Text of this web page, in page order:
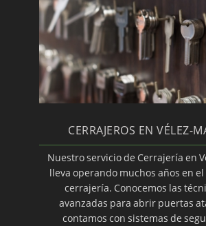
Cajas fuertes: aperturas
Montaje de persianas para
Accesorios de cerrajería Tesa
Apertura de puertas de
Cómo impedir robos en casa
Qué métodos emplean los
robar en viviendas
Instalación de cerraduras de
Consiga evitar los robos en
Cerrajeros: aperturas sin
CERRAJEROS EN VÉLEZ-
Nuestro servicio de Cerrajería en
lleva operando muchos años en
cerrajería. Conocemos las
avanzadas para abrir puertas
contamos con sistemas de